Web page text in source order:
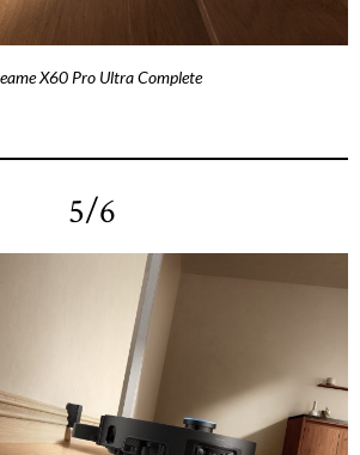
X60 Pro Ultra Complete
5/6